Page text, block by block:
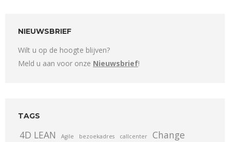
NIEUWSBRIEF
Wilt u op de hoogte blijven?
Meld u aan voor onze Nieuwsbrief!
TAGS
4D LEAN Agile bezoekadres callcenter Change